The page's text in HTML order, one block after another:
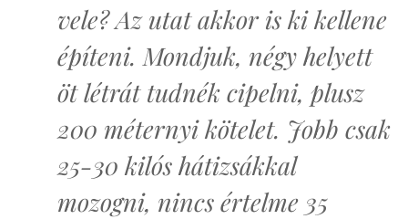
vele? Az utat akkor is ki kellene
építeni. Mondjuk, négy helyett
öt létrát tudnék cipelni, plusz
200 méternyi kötelet. Jobb csak
25-30 kilós hátizsákkal
mozogni, nincs értelme 35